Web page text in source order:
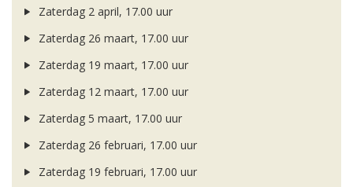
Zaterdag 2 april, 17.00 uur
Zaterdag 26 maart, 17.00 uur
Zaterdag 19 maart, 17.00 uur
Zaterdag 12 maart, 17.00 uur
Zaterdag 5 maart, 17.00 uur
Zaterdag 26 februari, 17.00 uur
Zaterdag 19 februari, 17.00 uur